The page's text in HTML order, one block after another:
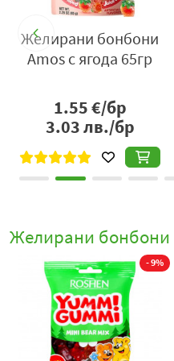
Желирани бонбони
Amos Peelerz с манго
1.55€/бр
3.03лв./бр
Желирани бонбони
- 9%